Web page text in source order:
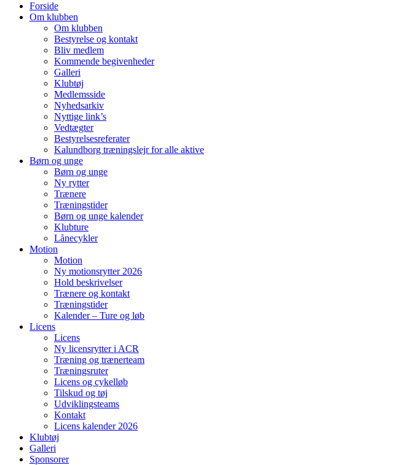
Forside
Om klubben
Om klubben
Bestyrelse og kontakt
Bliv medlem
Kommende begivenheder
Galleri
Klubtøj
Medlemsside
Nyhedsarkiv
Nyttige link’s
Vedtægter
Bestyrelsesreferater
Kalundborg træningslejr for alle aktive
Børn og unge
Børn og unge
Ny rytter
Trænere
Træningstider
Børn og unge kalender
Klubture
Lånecykler
Motion
Motion
Ny motionsrytter 2026
Hold beskrivelser
Trænere og kontakt
Træningstider
Kalender – Ture og løb
Licens
Licens
Ny licensrytter i ACR
Træning og trænerteam
Træningsruter
Licens og cykelløb
Tilskud og tøj
Udviklingsteams
Kontakt
Licens kalender 2026
Klubtøj
Galleri
Sponsorer